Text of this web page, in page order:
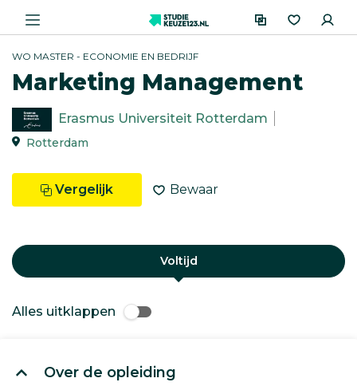
WO MASTER - ECONOMIE EN BEDRIJF
Marketing Management
Erasmus Universiteit Rotterdam
Rotterdam
Vergelijk Bewaar
Voltijd
Alles uitklappen
Over de opleiding